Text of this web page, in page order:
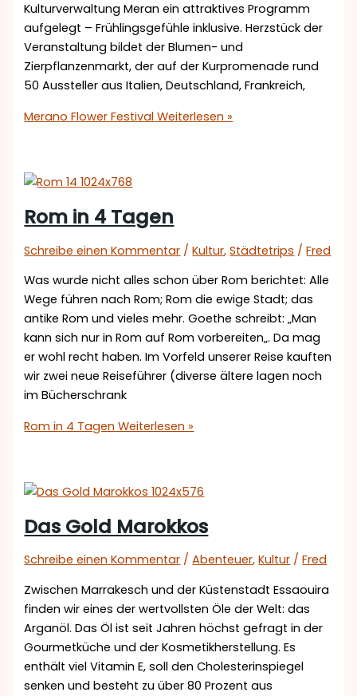
Kulturverwaltung Meran ein attraktives Programm
aufgelegt – Frühlingsgefühle inklusive. Herzstück der
Veranstaltung bildet der Blumen- und
Zierpflanzenmarkt, der auf der Kurpromenade rund
50 Aussteller aus Italien, Deutschland, Frankreich,
Merano Flower Festival Weiterlesen »
Rom in 4 Tagen
Schreibe einen Kommentar /Kultur,Städtetrips /Fred
Was wurde nicht alles schon über Rom berichtet: Alle
Wege führen nach Rom; Rom die ewige Stadt; das
antike Rom und vieles mehr. Goethe schreibt: „Man
kann sich nur in Rom auf Rom vorbereiten„. Da mag
er wohl recht haben. Im Vorfeld unserer Reise kauften
wir zwei neue Reiseführer (diverse ältere lagen noch
im Bücherschrank
Rom in 4 Tagen Weiterlesen »
Das Gold Marokkos
Schreibe einen Kommentar /Abenteuer,Kultur /Fred
Zwischen Marrakesch und der Küstenstadt Essaouira
finden wir eines der wertvollsten Öle der Welt: das
Arganöl. Das Öl ist seit Jahren höchst gefragt in der
Gourmetküche und der Kosmetikherstellung. Es
enthält viel Vitamin E, soll den Cholesterinspiegel
senken und besteht zu über 80 Prozent aus